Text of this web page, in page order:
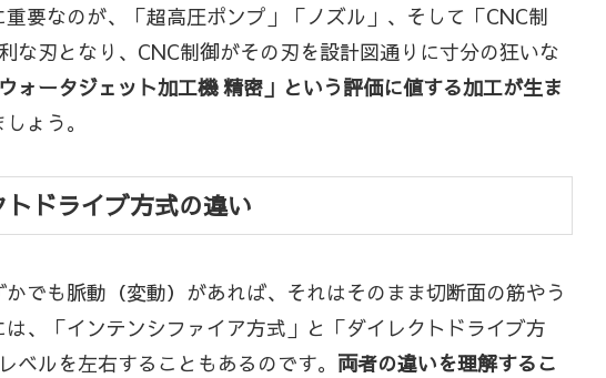
要なのが、「超高圧ポンプ」「ノズル」、そして「CNC制
刃となり、CNC制御がその刃を設計図通りに寸分の狂いな
ータジェット加工機 精密」という評価に値する加工が生ま
ょう。
ドライブ方式の違い
でも脈動（変動）があれば、それはそのまま切断面の筋やう
、「インテンシファイア方式」と「ダイレクトドライブ方
ルを左右することもあるのです。 両者の違いを理解するこ